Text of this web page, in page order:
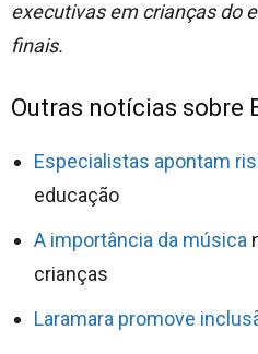
executivas em crianças do
finais.
Outras notícias sobre
Especialistas apontam
educação
A importância da música
crianças
Laramara promove